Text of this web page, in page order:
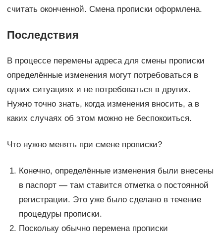
считать оконченной. Смена прописки оформлена.
Последствия
В процессе перемены адреса для смены прописки
определённые изменения могут потребоваться в
одних ситуациях и не потребоваться в других.
Нужно точно знать, когда изменения вносить, а в
каких случаях об этом можно не беспокоиться.
Что нужно менять при смене прописки?
Конечно, определённые изменения были внесены
в паспорт — там ставится отметка о постоянной
регистрации. Это уже было сделано в течение
процедуры прописки.
Поскольку обычно перемена прописки